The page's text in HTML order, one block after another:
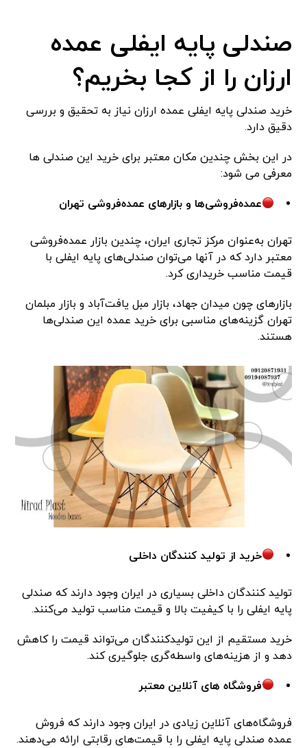
صندلی پایه ایفلی عمده
ارزان را از کجا بخریم؟
خرید صندلی پایه ایفلی عمده ارزان نیاز به تحقیق و بررسی
دقیق دارد.
در این بخش چندین مکان معتبر برای خرید این صندلی ها
معرفی می شود:
عمده‌فروشی‌ها و بازارهای عمده‌فروشی تهران
تهران به‌عنوان مرکز تجاری ایران، چندین بازار عمده‌فروشی
معتبر دارد که در آنها می‌توان صندلی‌های پایه ایفلی با
قیمت مناسب خریداری کرد.
بازارهای چون میدان جهاد، بازار مبل یافت‌آباد و بازار مبلمان
تهران گزینه‌های مناسبی برای خرید عمده این صندلی‌ها
هستند.
خرید از تولید کنندگان داخلی
تولید کنندگان داخلی بسیاری در ایران وجود دارند که صندلی
پایه ایفلی را با کیفیت بالا و قیمت مناسب تولید می‌کنند.
خرید مستقیم از این تولیدکنندگان می‌تواند قیمت را کاهش
دهد و از هزینه‌های واسطه‌گری جلوگیری کند.
فروشگاه های آنلاین معتبر
فروشگاه‌های آنلاین زیادی در ایران وجود دارند که فروش
عمده صندلی پایه ایفلی را با قیمت‌های رقابتی ارائه می‌دهند.